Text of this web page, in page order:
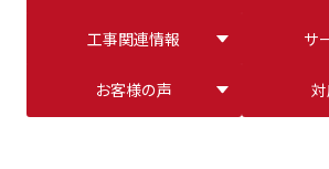
工事関連情報 サ
お客様の声